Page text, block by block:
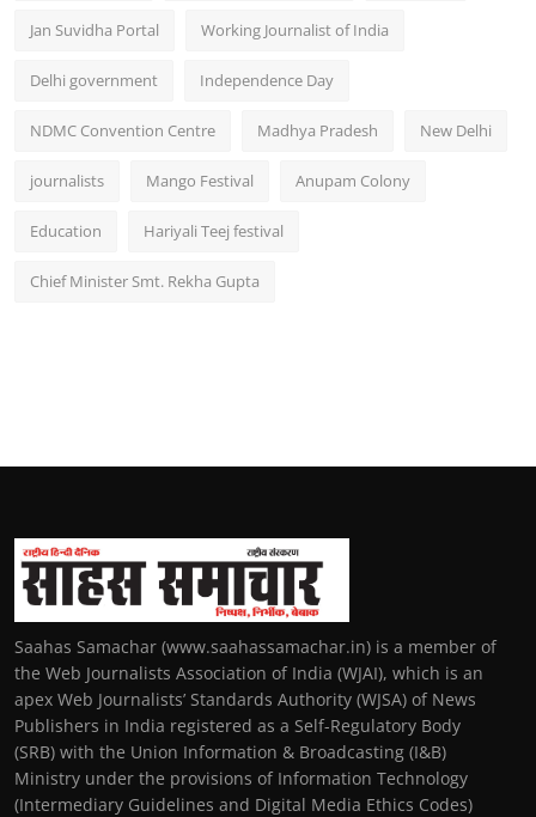
Jan Suvidha Portal Working Journalist of India
Delhi government Independence Day
NDMC Convention Centre Madhya Pradesh New Delhi
journalists Mango Festival Anupam Colony
Education Hariyali Teej festival
Chief Minister Smt. Rekha Gupta
Saahas Samachar (www.saahassamachar.in) is a member of
the Web Journalists Association of India (WJAI), which is an
apex Web Journalists’ Standards Authority (WJSA) of News
Publishers in India registered as a Self-Regulatory Body
(SRB) with the Union Information & Broadcasting (I&B)
Ministry under the provisions of Information Technology
(Intermediary Guidelines and Digital Media Ethics Codes)